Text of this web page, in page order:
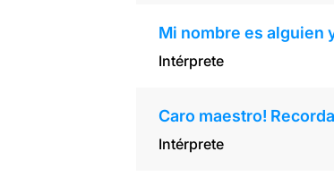
Mi nombre es alguien
Intérprete
Caro maestro!
Intérprete